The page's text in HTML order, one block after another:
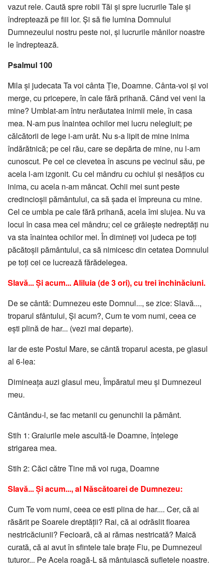
vazut rele. Caută spre robii Tăi şi spre lucrurile Tale şi
îndreptează pe fiii lor. Şi să fie lumina Domnului
Dumnezeului nostru peste noi, şi lucrurile mânilor noastre
le îndreptează.
Psalmul 100
Mila şi judecata Ta voi cânta Ţie, Doamne. Cânta-voi şi voi
merge, cu pricepere, în cale fără prihană. Când vei veni la
mine? Umblat-am întru nerăutatea inimii mele, în casa
mea. N-am pus înaintea ochilor mei lucru nelegiuit; pe
călcătorii de lege i-am urât. Nu s-a lipit de mine inima
îndărătnică; pe cel rău, care se depărta de mine, nu l-am
cunoscut. Pe cel ce clevetea în ascuns pe vecinul său, pe
acela l-am izgonit. Cu cel mândru cu ochiul şi nesăţios cu
inima, cu acela n-am mâncat. Ochii mei sunt peste
credincioşii pământului, ca să şada ei împreuna cu mine.
Cel ce umbla pe cale fără prihană, acela îmi slujea. Nu va
locui în casa mea cel mândru; cel ce grăieşte nedreptăţi nu
va sta înaintea ochilor mei. În dimineţi voi judeca pe toţi
păcătoşii pământului, ca să nimicesc din cetatea Domnulul
pe toţi cei ce lucrează fărădelegea.
Slavă... Şi acum... Aliluia (de 3 ori), cu trei închinăciuni.
De se cântă: Dumnezeu este Domnul..., se zice: Slavă...,
troparul sfântului, Şi acum?, Cum te vom numi, ceea ce
eşti plină de har... (vezi mai departe).
Iar de este Postul Mare, se cântă troparul acesta, pe glasul
al 6-lea:
Dimineaţa auzi glasul meu, Împăratul meu şi Dumnezeul
meu.
Cântându-l, se fac metanii cu genunchii la pământ.
Stih 1: Graiurile mele ascultă-le Doamne, înţelege
strigarea mea.
Stih 2: Căci către Tine mă voi ruga, Doamne
Slavă... Şi acum..., al Născătoarei de Dumnezeu:
Cum Te vom numi, ceea ce esti plina de har.... Cer, că ai
răsărit pe Soarele dreptăţii? Rai, că ai odrăslit floarea
nestricăciunii? Fecioară, că ai rămas nestricată? Maică
curată, că ai avut în sfintele tale braţe Fiu, pe Dumnezeul
tuturor... Pe Acela roagă-L să mântuiască sufletele noastre.